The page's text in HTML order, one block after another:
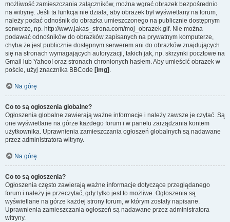
możliwość zamieszczania załączników, można wgrać obrazek bezpośrednio
na witrynę. Jeśli ta funkcja nie działa, aby obrazek był wyświetlany na forum,
należy podać odnośnik do obrazka umieszczonego na publicznie dostępnym
serwerze, np. http://www.jakas_strona.com/moj_obrazek.gif. Nie można
podawać odnośników do obrazków zapisanych na prywatnym komputerze,
chyba że jest publicznie dostępnym serwerem ani do obrazków znajdujących
się na stronach wymagających autoryzacji, takich jak, np. skrzynki pocztowe na
Gmail lub Yahoo! oraz stronach chronionych hasłem. Aby umieścić obrazek w
poście, użyj znacznika BBCode [img] .
Na górę
Co to są ogłoszenia globalne?
Ogłoszenia globalne zawierają ważne informacje i należy zawsze je czytać. Są
one wyświetlane na górze każdego forum i w panelu zarządzania kontem
użytkownika. Uprawnienia zamieszczania ogłoszeń globalnych są nadawane
przez administratora witryny.
Na górę
Co to są ogłoszenia?
Ogłoszenia często zawierają ważne informacje dotyczące przeglądanego
forum i należy je przeczytać, gdy tylko jest to możliwe. Ogłoszenia są
wyświetlane na górze każdej strony forum, w którym zostały napisane.
Uprawnienia zamieszczania ogłoszeń są nadawane przez administratora
witryny.